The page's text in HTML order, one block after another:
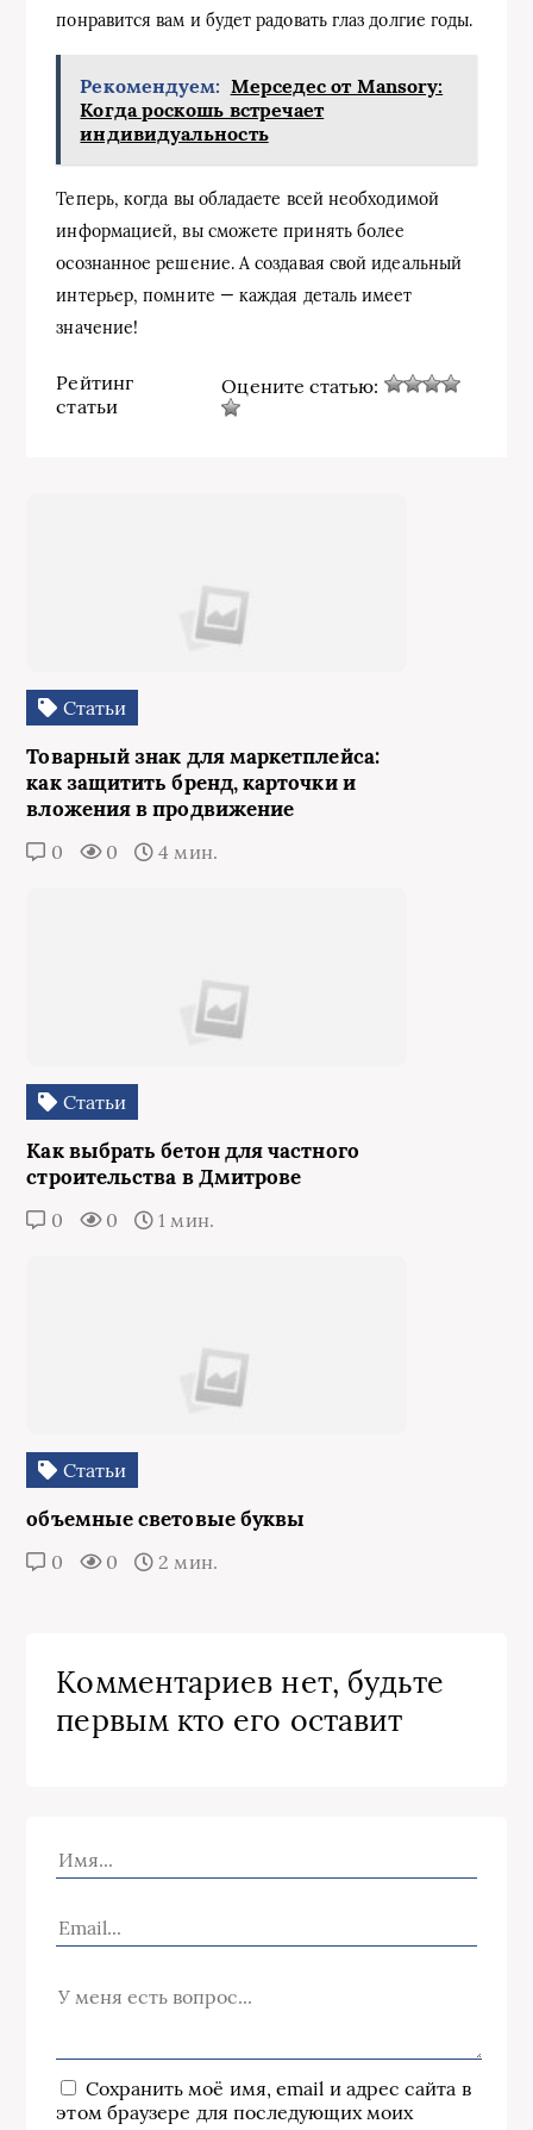
понравится вам и будет радовать глаз долгие годы.
Рекомендуем: Мерседес от Mansory:
Когда роскошь встречает
индивидуальность
Теперь, когда вы обладаете всей необходимой
информацией, вы сможете принять более
осознанное решение. А создавая свой идеальный
интерьер, помните — каждая деталь имеет
значение!
Рейтинг
статьи
Оцените статью:
Статьи
Товарный знак для маркетплейса:
как защитить бренд, карточки и
вложения в продвижение
0 0 4 мин.
Статьи
Как выбрать бетон для частного
строительства в Дмитрове
0 0 1 мин.
Статьи
объемные световые буквы
0 0 2 мин.
Комментариев нет, будьте
первым кто его оставит
Сохранить моё имя, email и адрес сайта в
этом браузере для последующих моих